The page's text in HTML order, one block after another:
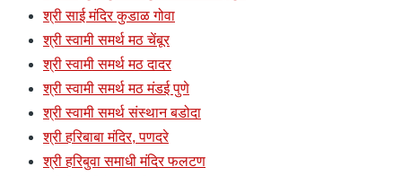
श्री साई मंदिर कुडाळ गोवा
श्री स्वामी समर्थ मठ चेंबूर
श्री स्वामी समर्थ मठ दादर
श्री स्वामी समर्थ मठ मंडई पुणे
श्री स्वामी समर्थ संस्थान बडोदा
श्री हरिबाबा मंदिर, पणदरे
श्री हरिबुवा समाधी मंदिर फलटण